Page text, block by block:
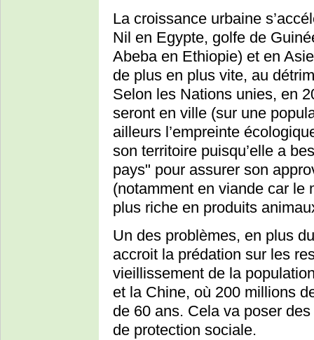
La croissance urbaine
Nil en Egypte, golfe de
Abeba en Ethiopie) et en
de plus en plus vite, au
Selon les Nations unies, en
seront en ville (sur une
ailleurs l’empreinte
son territoire puisqu’elle a
pays" pour assurer son
(notamment en viande car le
plus riche en produits
Un des problèmes, en plus
accroit la prédation sur les
vieillissement de la
et la Chine, où 200 millions
de 60 ans. Cela va poser
de protection sociale.